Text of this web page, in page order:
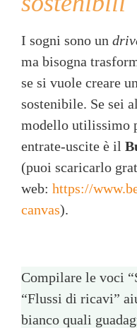
I sogni sono un
ma bisogna
se si vuole creare
sostenibile. Se sei
modello utilissimo
entrate-uscite è il
(puoi scaricarlo
web: https://
canvas).
Compilare le voci
“Flussi di ricavi”
bianco quali